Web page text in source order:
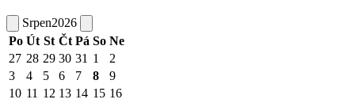
Srpen2026
Po Út St Čt Pá So Ne
27 28 29 30 31 1
2
3
4 5 6 7 8
9
10 11 12 13 14 15 16